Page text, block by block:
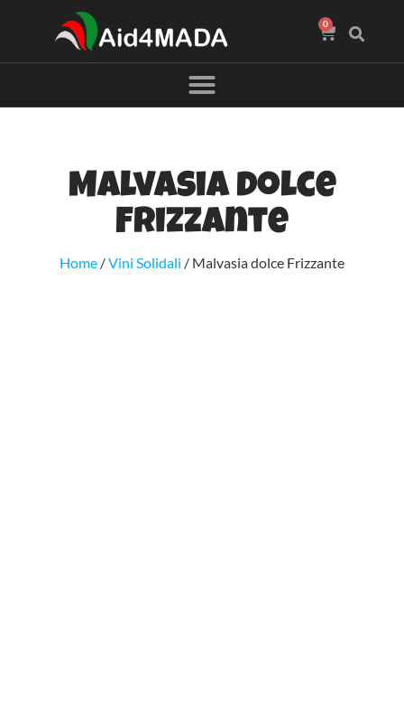
0
Malvasia dolce
Frizzante
Home /Vini Solidali / Malvasia dolce Frizzante